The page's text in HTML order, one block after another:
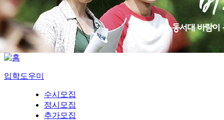
입학도우미
수시모집
정시모집
추가모집